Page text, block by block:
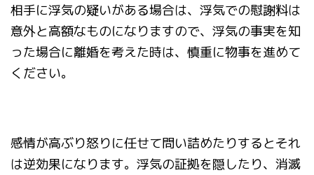
相手に浮気の疑いがある場合は、浮気での慰謝料は
意外と高額なものになりますので、浮気の事実を知
った場合に離婚を考えた時は、慎重に物事を進めて
ください。
感情が高ぶり怒りに任せて問い詰めたりするとそれ
は逆効果になります。 浮気の証拠を隠したり、消滅